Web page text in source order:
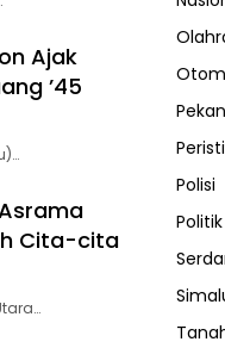
Ajak
’45
Cita-cita
Polisi
Politik